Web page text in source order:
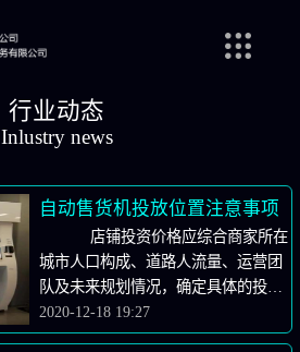
行业动态
Inlustry news
自动售货机投放位置注意事项
店铺投资价格应综合商家所在
城市人口构成、道路人流量、运营团
队及未来规划情况，确定具体的投入
场所。 1、考虑人口构成 无论
是新店还是二手店，决定成败的主要
2020-12-18 19:27